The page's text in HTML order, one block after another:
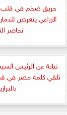
حريق ضخم في قلب
الزراعي يتعرض
تحاصر
نيابة عن الرئيس